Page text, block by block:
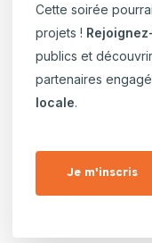
Cette soirée
projets !
publics et
partenaires
locale.
Je m'inscris